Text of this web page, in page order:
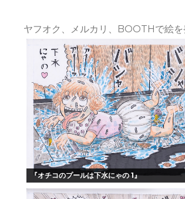
ヤフオク、メルカリ、BOOTHで絵を
『オチコのプールは下水にゃの 1』